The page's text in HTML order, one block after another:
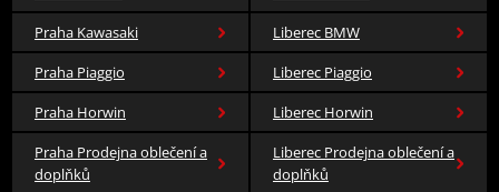
Praha Kawasaki
Liberec BMW
Praha Piaggio
Liberec Piaggio
Praha Horwin
Liberec Horwin
Praha Prodejna oblečení a
doplňků
Liberec Prodejna oblečení a
doplňků